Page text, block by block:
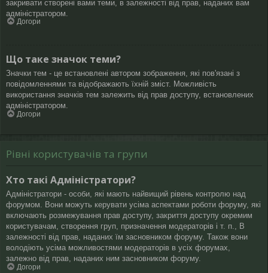
закривати створені вами теми, в залежності від прав, наданих вам
адміністратором.
Догори
Що таке значок теми?
Значки тем - це встановлені автором зображення, які пов'язані з
повідомленнями та відображають їхній зміст. Можливість
використання значків тем залежить від прав доступу, встановлених
адміністратором.
Догори
Рівні користувачів та групи
Хто такі Адміністратори?
Адміністратори - особи, які мають найвищий рівень контролю над
форумом. Вони можуть керувати усіма аспектами роботи форуму, які
включають розмежування прав доступу, закриття доступу окремим
користувачам, створення груп, призначення модераторів і т. п., В
залежності від прав, наданих їм засновником форуму. Також вони
володіють усіма можливостями модераторів в усіх форумах,
залежно від прав, наданих ним засновником форуму.
Догори